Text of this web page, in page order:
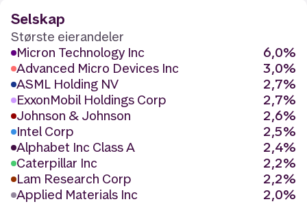
Selskap
Største eierandeler
Micron Technology Inc
6,0%
Advanced Micro Devices Inc
3,0%
ASML Holding NV
2,7%
ExxonMobil Holdings Corp
2,7%
Johnson & Johnson
2,6%
Intel Corp
2,5%
Alphabet Inc Class A
2,4%
Caterpillar Inc
2,2%
Lam Research Corp
2,2%
Applied Materials Inc
2,0%